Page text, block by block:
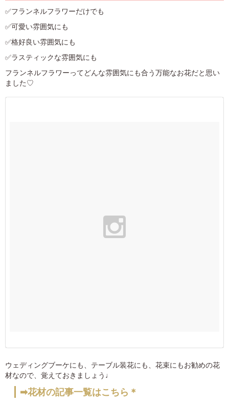
✅フランネルフラワーだけでも
✅可愛い雰囲気にも
✅格好良い雰囲気にも
✅ラスティックな雰囲気にも
フランネルフラワーってどんな雰囲気にも合う万能なお花だと思い
ました♡
ウェディングブーケにも、テーブル装花にも、花束にもお勧めの花
材なので、覚えておきましょう♩
➡花材の記事一覧はこちら＊